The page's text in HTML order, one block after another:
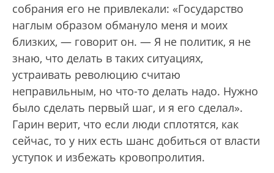
собрания его не привлекали: «Государство
наглым образом обмануло меня и моих
близких, — говорит он. — Я не политик, я не
знаю, что делать в таких ситуациях,
устраивать революцию считаю
неправильным, но что-то делать надо. Нужно
было сделать первый шаг, и я его сделал».
Гарин верит, что если люди сплотятся, как
сейчас, то у них есть шанс добиться от власти
уступок и избежать кровопролития.